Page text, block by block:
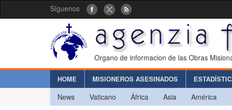
Síguenos
Organo de informacion de las Obras
HOME MISIONEROS ASESINADOS
News Vaticano África Asia América